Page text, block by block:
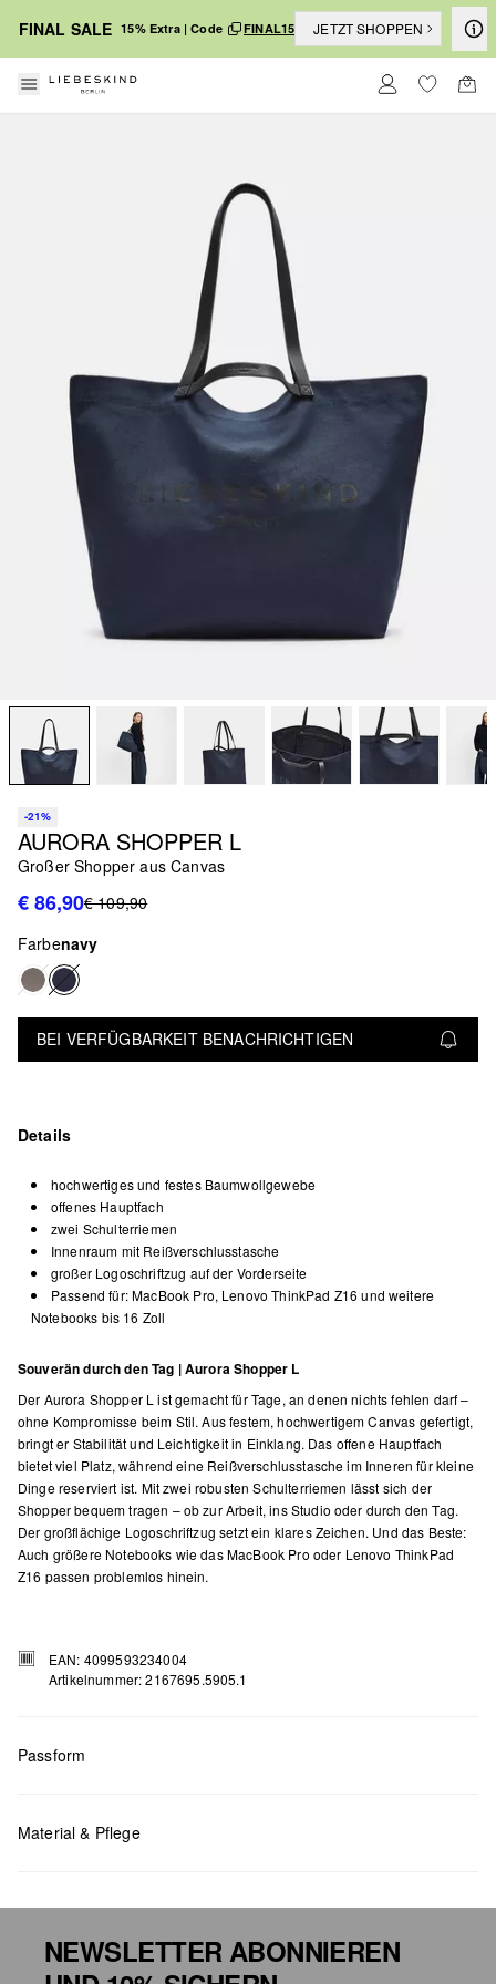
FINAL SALE 15% Extra | Code FINAL15 JETZT SHOPPEN
-21%
AURORA SHOPPER L
Großer Shopper aus Canvas
€ 86,90€ 109,90
Farbenavy
BEI VERFÜGBARKEIT BENACHRICHTIGEN
Details
hochwertiges und festes Baumwollgewebe
offenes Hauptfach
zwei Schulterriemen
Innenraum mit Reißverschlusstasche
großer Logoschriftzug auf der Vorderseite
Passend für: MacBook Pro, Lenovo ThinkPad Z16 und weitere
Notebooks bis 16 Zoll
Souverän durch den Tag | Aurora Shopper L
Der Aurora Shopper L ist gemacht für Tage, an denen nichts fehlen darf –
ohne Kompromisse beim Stil. Aus festem, hochwertigem Canvas gefertigt,
bringt er Stabilität und Leichtigkeit in Einklang. Das offene Hauptfach
bietet viel Platz, während eine Reißverschlusstasche im Inneren für kleine
Dinge reserviert ist. Mit zwei robusten Schulterriemen lässt sich der
Shopper bequem tragen – ob zur Arbeit, ins Studio oder durch den Tag.
Der großflächige Logoschriftzug setzt ein klares Zeichen. Und das Beste:
Auch größere Notebooks wie das MacBook Pro oder Lenovo ThinkPad
Z16 passen problemlos hinein.
EAN: 4099593234004
Artikelnummer: 2167695.5905.1
Passform
Material & Pflege
NEWSLETTER ABONNIEREN